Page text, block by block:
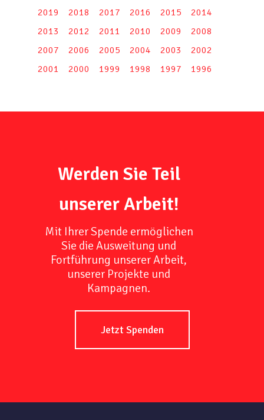
2019
2018 2017 2016 2015
2014
2013
2012 2011 2010 2009
2008
2007
2006 2005 2004 2003
2002
2001
2000 1999 1998 1997 1996
Werden Sie Teil
unserer Arbeit!
Mit Ihrer Spende ermöglichen
Sie die Ausweitung und
Fortführung unserer Arbeit,
unserer Projekte und
Kampagnen.
Jetzt Spenden